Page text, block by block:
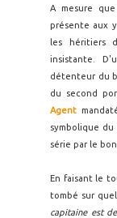
A mesure
présente aux
les héritiers
insistante.
détenteur du
du second
Agent
symbolique du
série par le bon
En faisant le
tombé sur
capitaine est